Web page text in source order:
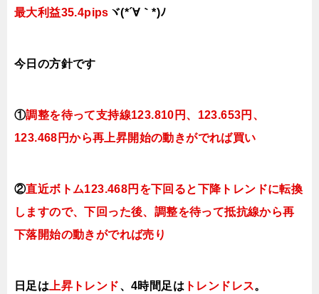
最大利益35.4pips ヾ(*´∀｀*)ﾉ
今日 の方針です
①調整を待って支持線123.810円、123.653円、
123.468円から再上昇開始の動きがでれば買い
②直近ボトム123.468円を下回ると下降トレンドに転換
しますので、下回った後、調整を待って抵抗線から再
下落開始の動きがでれば売り
日足は 上昇トレンド、4時間足は トレンドレス。